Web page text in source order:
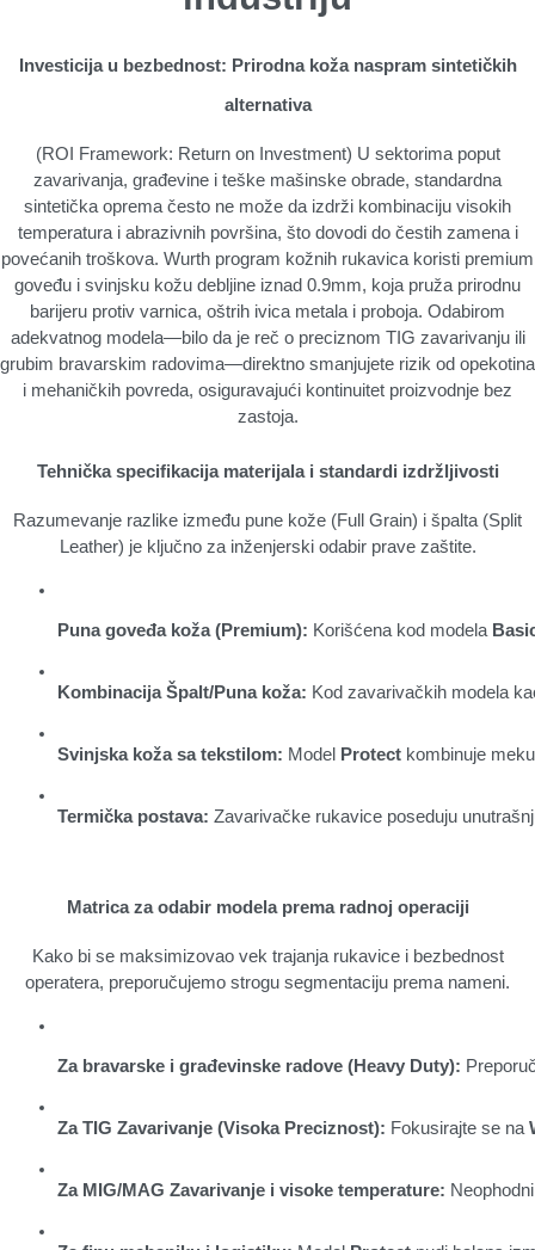
Investicija u bezbednost: Prirodna koža naspram sintetičkih
alternativa
(ROI Framework: Return on Investment) U sektorima poput
zavarivanja, građevine i teške mašinske obrade, standardna
sintetička oprema često ne može da izdrži kombinaciju visokih
temperatura i abrazivnih površina, što dovodi do čestih zamena i
povećanih troškova. Wurth program kožnih rukavica koristi premium
goveđu i svinjsku kožu debljine iznad 0.9mm, koja pruža prirodnu
barijeru protiv varnica, oštrih ivica metala i proboja. Odabirom
adekvatnog modela—bilo da je reč o preciznom TIG zavarivanju ili
grubim bravarskim radovima—direktno smanjujete rizik od opekotina
i mehaničkih povreda, osiguravajući kontinuitet proizvodnje bez
zastoja.
Tehnička specifikacija materijala i standardi izdržljivosti
Razumevanje razlike između pune kože (Full Grain) i špalta (Split
Leather) je ključno za inženjerski odabir prave zaštite.
Puna goveđa koža (Premium): Korišćena kod modela
Kombinacija Špalt/Puna koža: Kod zavarivačkih modela
Svinjska koža sa tekstilom: Model Protect kombinuje
Termička postava: Zavarivačke rukavice poseduju
Matrica za odabir modela prema radnoj operaciji
Kako bi se maksimizovao vek trajanja rukavice i bezbednost
operatera, preporučujemo strogu segmentaciju prema nameni.
Za bravarske i građevinske radove (Heavy Duty):
Za TIG Zavarivanje (Visoka Preciznost): Fokusirajte se na
Za MIG/MAG Zavarivanje i visoke temperature: